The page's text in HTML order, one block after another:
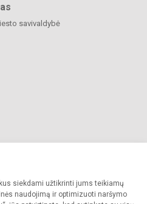
siekdami užtikrinti jums teikiamų
naudojimą ir optimizuoti naršymo
savivaldybė
Visos teisės saugomos.
sutikimo griežtai draudžiama.